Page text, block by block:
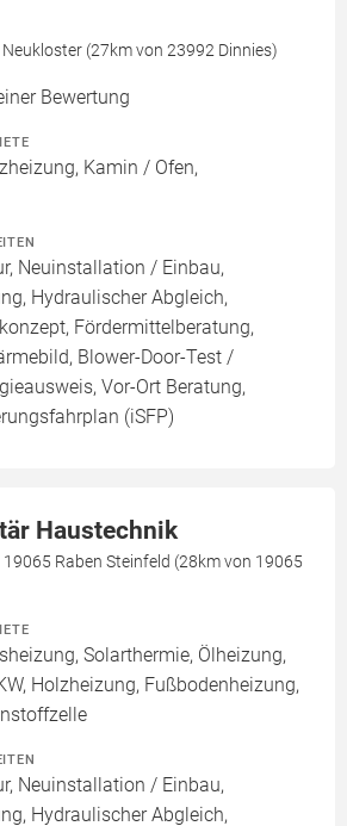
(27km von 23992 Dinnies)
Bewertung
Kamin / Ofen,
Neuinstallation / Einbau,
Hydraulischer Abgleich,
Fördermittelberatung,
Blower-Door-Test /
Vor-Ort Beratung,
(iSFP)
Haustechnik
19065 Raben Steinfeld (28km von 19065
Solarthermie, Ölheizung,
Holzheizung, Fußbodenheizung,
Neuinstallation / Einbau,
Hydraulischer Abgleich,